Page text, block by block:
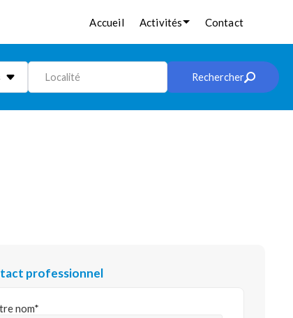
Accueil Activités Contact
Localité Rechercher
professionnel
nom*